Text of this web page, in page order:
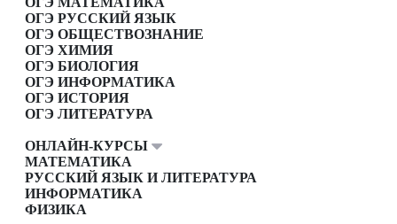
ОГЭ РУССКИЙ ЯЗЫК
ОГЭ ОБЩЕСТВОЗНАНИЕ
ОГЭ ХИМИЯ
ОГЭ БИОЛОГИЯ
ОГЭ ИНФОРМАТИКА
ОГЭ ИСТОРИЯ
ОГЭ ЛИТЕРАТУРА
ОНЛАЙН-КУРСЫ
МАТЕМАТИКА
РУССКИЙ ЯЗЫК И ЛИТЕРАТУРА
ИНФОРМАТИКА
ФИЗИКА